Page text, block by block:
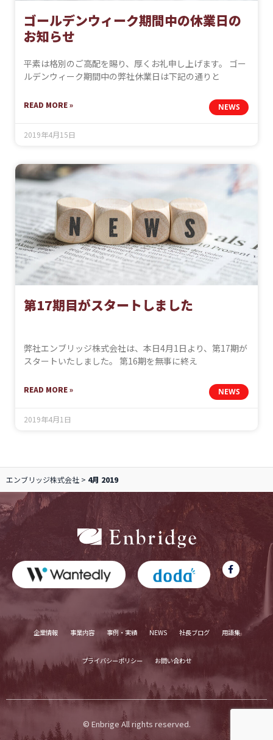
NEWS
ゴールデンウィーク期間中の休業日の
お知らせ
平素は格別のご高配を賜り、厚くお礼申し上げます。 ゴー
ルデンウィーク期間中の弊社休業日は下記の通りと
READ MORE »
2019年4月15日
NEWS
第17期目がスタートしました
弊社エンブリッジ株式会社は、本日4月1日より、第17期が
スタートいたしました。 第16期を無事に終え
READ MORE »
2019年4月1日
エンブリッジ株式会社 > 4月 2019
企業情報 事業内容 事例・実績 NEWS 社長ブログ 用語集
プライバシーポリシー お問い合わせ
© Enbrige All rights reserved.